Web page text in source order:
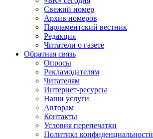
Свежий номер
Архив номеров
Парламентский вестник
Редакция
Читатели о газете
Обратная связь
Опросы
Рекламодателям
Читателям
Интернет-ресурсы
Наши услуги
Авторам
Контакты
Условия перепечатки
Политика конфиденциальности